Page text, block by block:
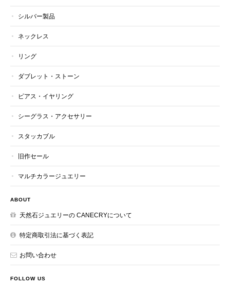
シルバー製品
ネックレス
リング
ダブレット・ストーン
ピアス・イヤリング
シーグラス・アクセサリー
スタッカブル
旧作セール
マルチカラージュエリー
ABOUT
天然石ジュエリーの CANECRYについて
特定商取引法に基づく表記
お問い合わせ
FOLLOW US